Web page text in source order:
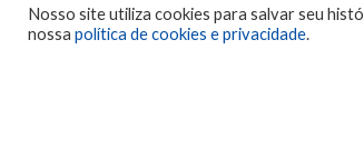
Facebook
Instagram
Twitter
Nosso site utiliza cookies para salvar seu
nossa política de cookies e privacidade.